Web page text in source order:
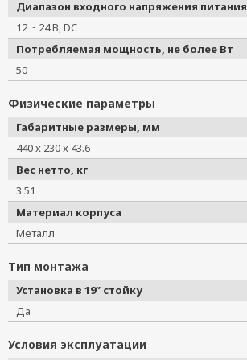
Диапазон входного напряжения питания
12 ~ 24 В, DC
Потребляемая мощность, не более Вт
50
Физические параметры
Габаритные размеры, мм
440 x 230 x 43.6
Вес нетто, кг
3.51
Материал корпуса
Металл
Тип монтажа
Установка в 19” стойку
Да
Условия эксплуатации